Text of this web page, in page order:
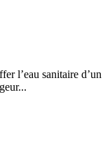
l’eau sanitaire d’un